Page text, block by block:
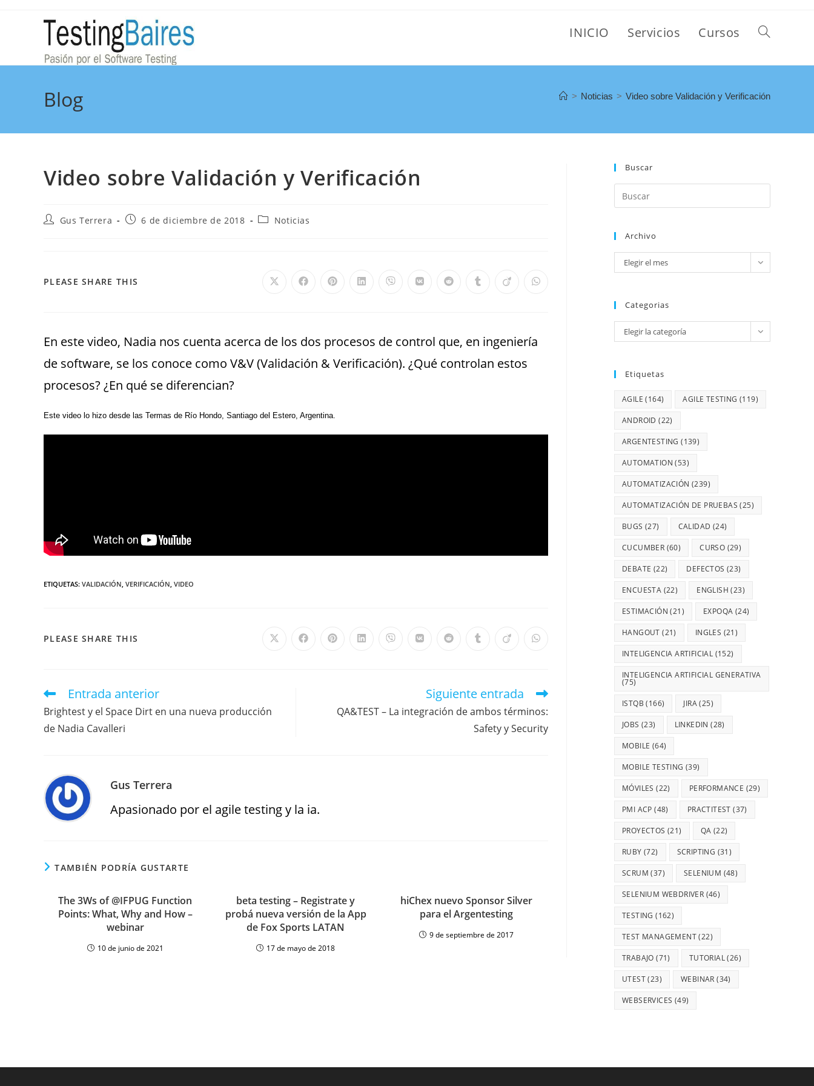
INICIO Servicios Cursos
Blog > Noticias > Video sobre Validación y Verificación
Video sobre Validación y Verificación
Gus Terrera 6 de diciembre de 2018 Noticias
PLEASE SHARE THIS
En este video, Nadia nos cuenta acerca de los dos procesos de control que, en ingeniería
de software, se los conoce como V&V (Validación & Verificación). ¿Qué controlan estos
procesos? ¿En qué se diferencian?
Este video lo hizo desde las Termas de Río Hondo, Santiago del Estero, Argentina.
ETIQUETAS: VALIDACIÓN, VERIFICACIÓN, VIDEO
PLEASE SHARE THIS
Entrada anterior
Brightest y el Space Dirt en una nueva producción
de Nadia Cavalleri
Siguiente entrada
QA&TEST – La integración de ambos términos:
Safety y Security
Gus Terrera
Apasionado por el agile testing y la ia.
TAMBIÉN PODRÍA GUSTARTE
The 3Ws of @IFPUG Function
Points: What, Why and How –
webinar
10 de junio de 2021
beta testing – Registrate y
probá nueva versión de la App
de Fox Sports LATAN
17 de mayo de 2018
hiChex nuevo Sponsor Silver
para el Argentesting
9 de septiembre de 2017
Buscar
Archivo
Elegir el mes
Categorias
Elegir la categoría
Etiquetas
AGILE (164) AGILE TESTING (119)
ANDROID (22)
ARGENTESTING (139)
AUTOMATION (53)
AUTOMATIZACIÓN (239)
AUTOMATIZACIÓN DE PRUEBAS (25)
BUGS (27) CALIDAD (24)
CUCUMBER (60) CURSO (29)
DEBATE (22) DEFECTOS (23)
ENCUESTA (22) ENGLISH (23)
ESTIMACIÓN (21) EXPOQA (24)
HANGOUT (21) INGLES (21)
INTELIGENCIA ARTIFICIAL (152)
INTELIGENCIA ARTIFICIAL GENERATIVA
(75)
ISTQB (166) JIRA(25)
JOBS (23) LINKEDIN (28)
MOBILE (64)
MOBILE TESTING (39)
MÓVILES (22) PERFORMANCE (29)
PMI ACP (48) PRACTITEST (37)
PROYECTOS (21) QA (22)
RUBY (72) SCRIPTING (31)
SCRUM (37) SELENIUM (48)
SELENIUM WEBDRIVER (46)
TESTING (162)
TEST MANAGEMENT(22)
TRABAJO (71) TUTORIAL(26)
UTEST(23) WEBINAR (34)
WEBSERVICES (49)